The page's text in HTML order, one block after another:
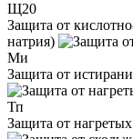
Щ20
Защита от
натрия)
Ми
Защита от
Тп
Защита от